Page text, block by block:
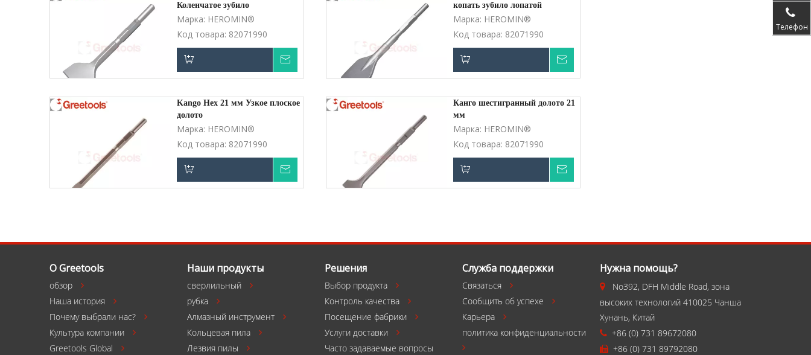
Коленчатое зубило
Марка: HEROMIN®
Код товара: 82071990
Запрос цены
копать зубило лопатой
Марка: HEROMIN®
Код товара: 82071990
Kango Hex 21 мм Узкое плоское
долото
Марка: HEROMIN®
Код товара: 82071990
Канго шестигранный долото 21
мм
Марка: HEROMIN®
Код товара: 82071990
О Greetools
обзор 
Наша история 
Почему выбрали нас? 
Культура компании 
Greetools Global 
Наши продукты
сверлильный 
рубка 
Алмазный инструмент 
Кольцевая пила 
Лезвия пилы 
Решения
Выбор продукта 
Контроль качества 
Посещение фабрики 
Услуги доставки 
Часто задаваемые вопросы
Служба поддержки
Связаться 
Сообщить об успехе 
Карьера 
политика конфиденциальности

Нужна помощь?
 No392, DFH Middle Road, зона
высоких технологий 410025 Чанша
Хунань, Китай
 +86 (0) 731 89672080
 +86 (0) 731 89792080
Телефон